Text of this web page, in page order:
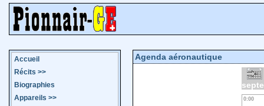
Accueil
Récits >>
Biographies
Appareils >>
Agenda aéronautique
0:00